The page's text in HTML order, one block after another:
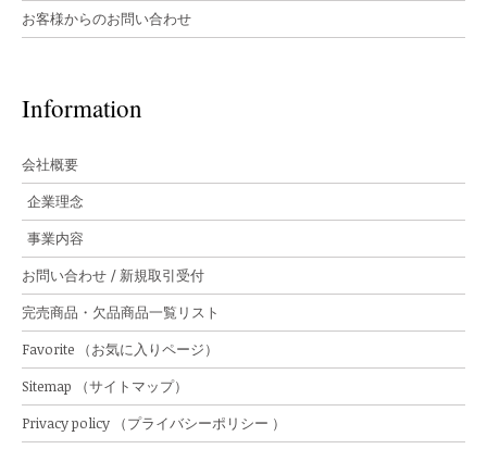
お客様からのお問い合わせ
Information
会社概要
企業理念
事業内容
お問い合わせ / 新規取引受付
完売商品・欠品商品一覧リスト
Favorite （お気に入りページ）
Sitemap （サイトマップ）
Privacy policy （プライバシーポリシー ）